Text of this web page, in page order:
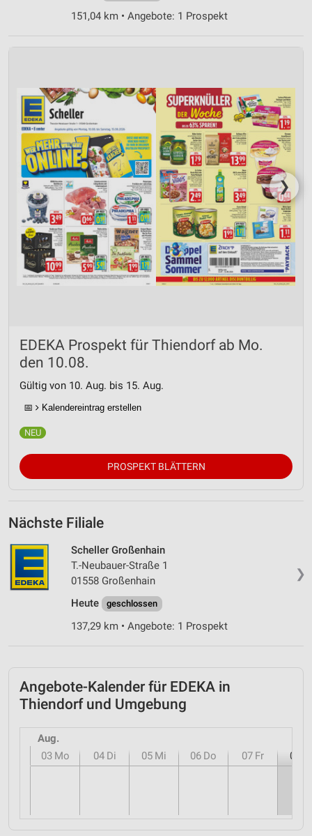
151,04 km • Angebote: 1 Prospekt
❯
EDEKA Prospekt für Thiendorf ab Mo.
den 10.08.
Gültig von 10. Aug. bis 15. Aug.
📅 Kalendereintrag erstellen
PROSPEKT BLÄTTERN
Nächste Filiale
❯
Scheller Großenhain
T.-Neubauer-Straße 1
01558 Großenhain
Heute
geschlossen
137,29 km • Angebote: 1 Prospekt
Angebote-Kalender für EDEKA in
Thiendorf und Umgebung
Aug.
03 Mo 04 Di 05 Mi 06 Do 07 Fr 08